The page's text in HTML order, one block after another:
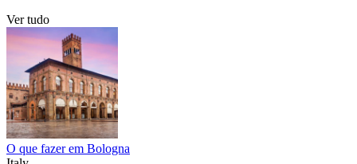
Ver tudo
O que fazer em Bologna